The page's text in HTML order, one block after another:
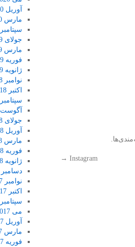
Instagram
→
آوریل 2020
مارس 2020
سپتامبر 2019
جولای 2019
مارس 2019
فوریه 2019
ژانویه 2019
نوامبر 2018
اکتبر 2018
سپتامبر 2018
آگوست 2018
جولای 2018
آوریل 2018
مارس 2018
فوریه 2018
ژانویه 2018
دسامبر 2017
نوامبر 2017
اکتبر 2017
سپتامبر 2017
می 2017
آوریل 2017
مارس 2017
فوریه 2017